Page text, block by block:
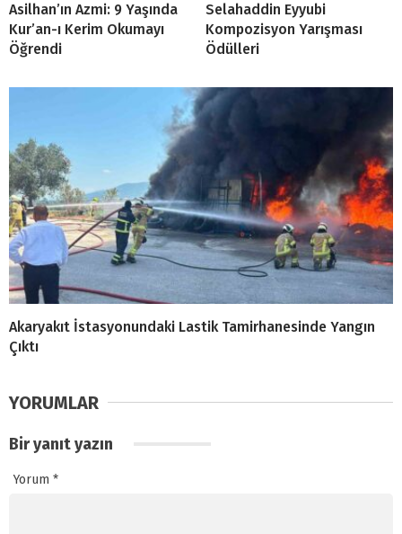
Asilhan’ın Azmi: 9 Yaşında
Kur’an-ı Kerim Okumayı
Öğrendi
Selahaddin Eyyubi
Kompozisyon Yarışması
Ödülleri
Akaryakıt İstasyonundaki Lastik Tamirhanesinde Yangın
Çıktı
YORUMLAR
Bir yanıt yazın
Yorum *